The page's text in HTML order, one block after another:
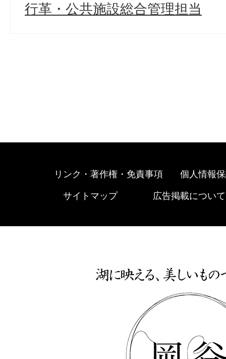
行革・公共施設総合管理担当
リンク・著作権・免責事項 個人情報
サイトマップ 広告掲載について